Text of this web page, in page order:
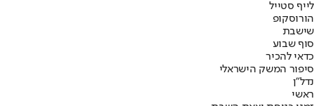
לייף סטייל
הורוסקופ
שישבת
סוף שבוע
כדאי להכיר
סיפור המשק הישראלי
נדל"ן
ראשי